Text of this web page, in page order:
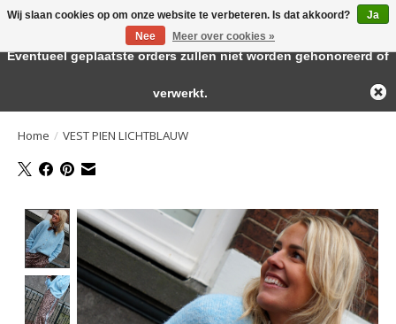
Large selection of products and fast shipping!
Home / VEST PIEN LICHTBLAUW
Product image slideshow Items
Wij slaan cookies op om onze website te verbeteren. Is dat akkoord?
Ja
Nee
Meer over cookies »
← Keer terug naar de backofficeDeze winkel is in aanbouw.
Eventueel geplaatste orders zullen niet worden gehonoreerd of
verwerkt.